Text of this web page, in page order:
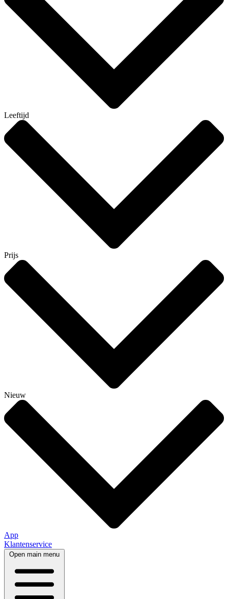
Leeftijd
Prijs
Nieuw
App
Klantenservice
Open main menu